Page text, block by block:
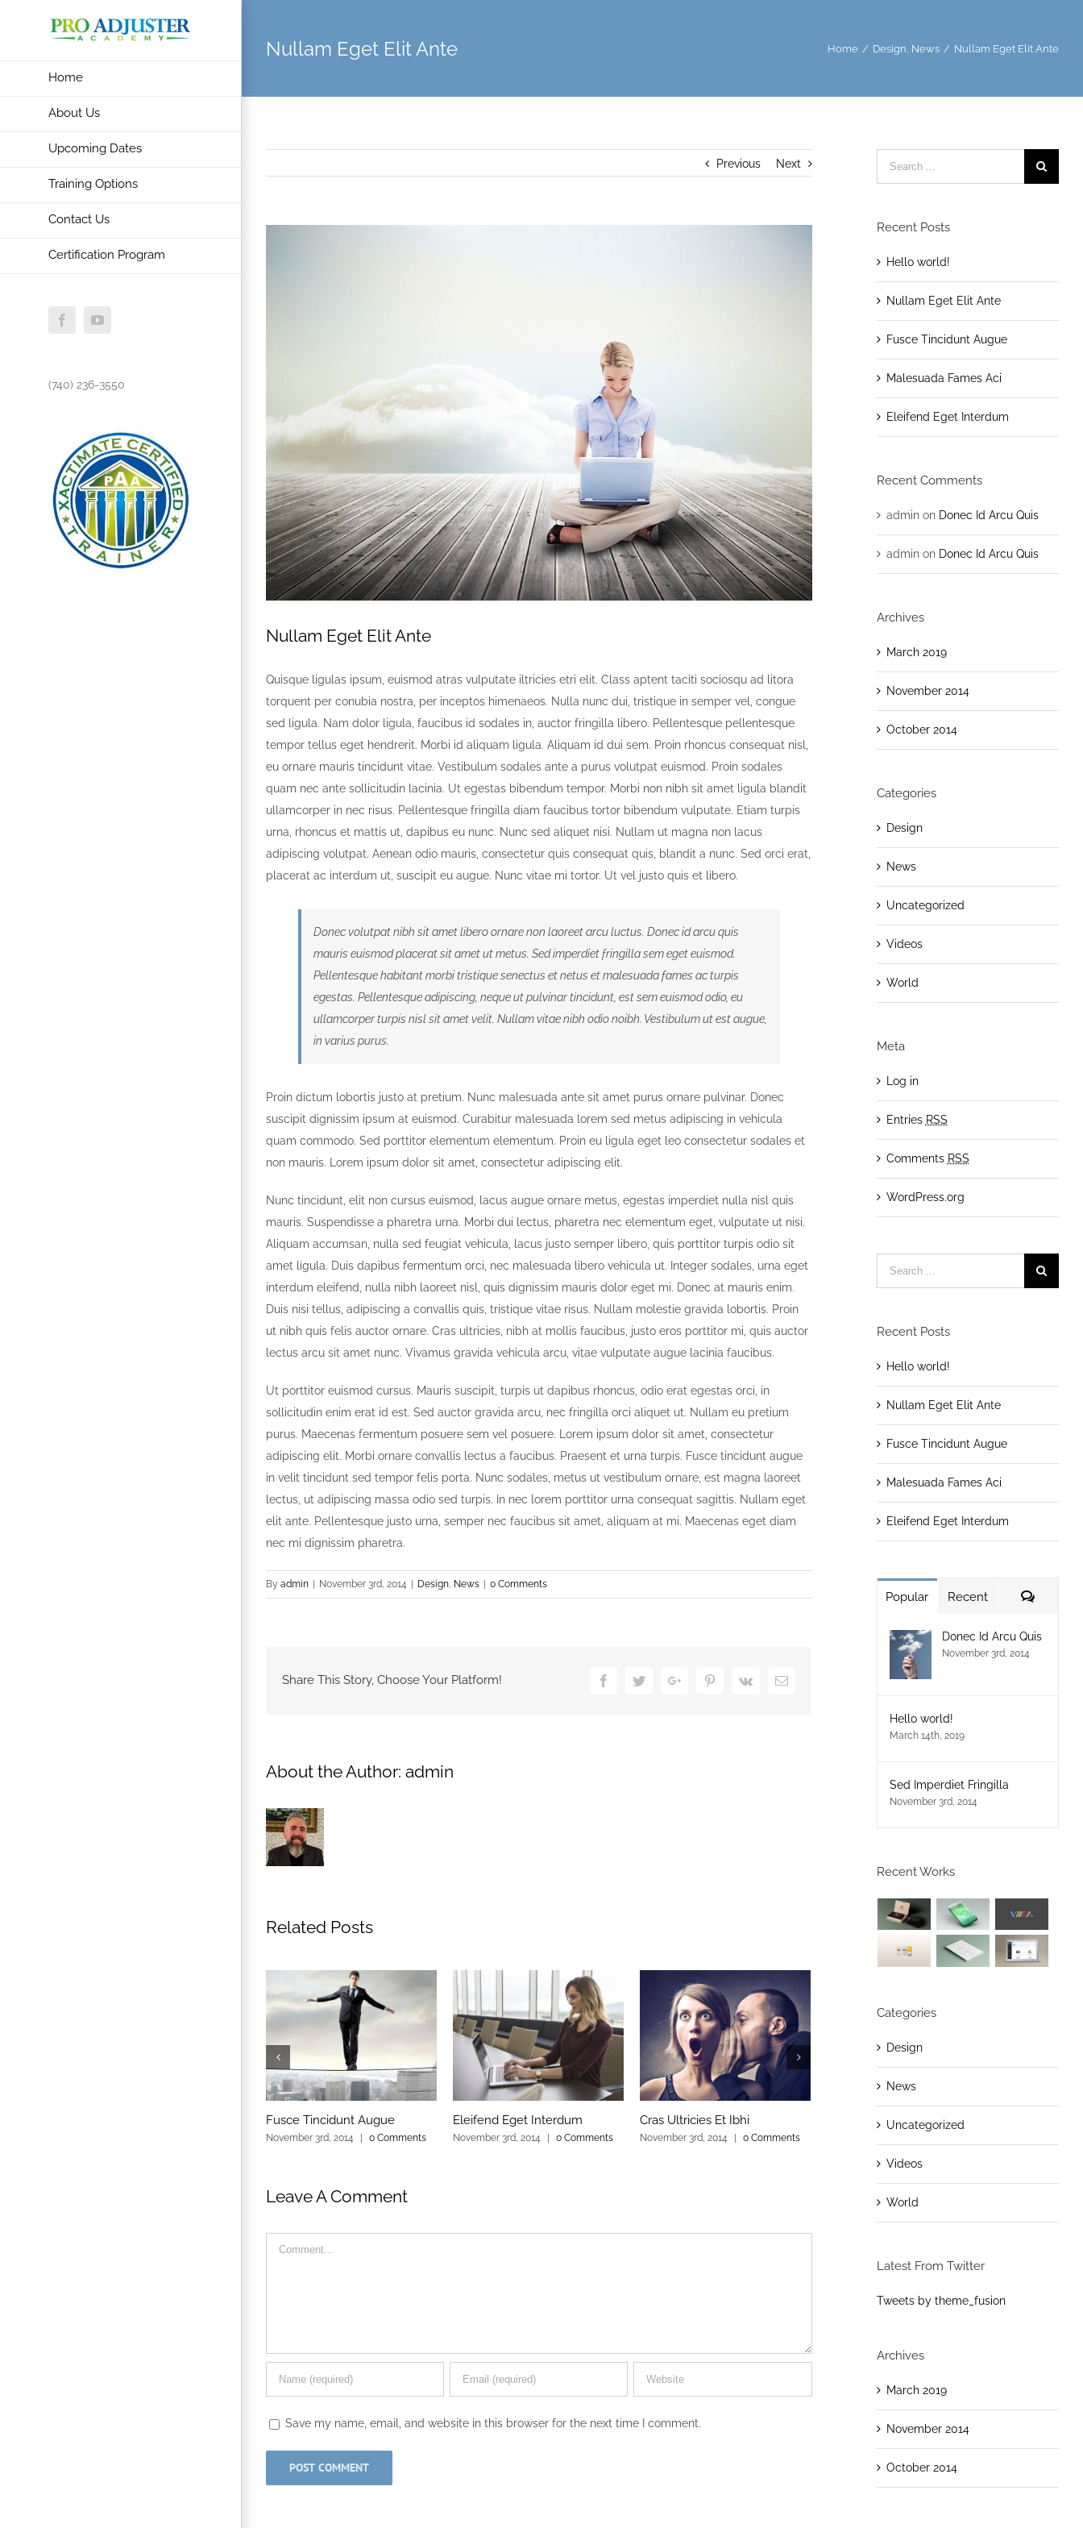
Home
About Us
Upcoming Dates
Training Options
Contact Us
Certification Program
FacebookYouTube
(740) 236-3550
Nullam Eget Elit Ante Home / Design News / Nullam Eget Elit Ante
Previous Next
Nullam Eget Elit Ante
Quisque ligulas ipsum, euismod atras vulputate iltricies etri elit. Class aptent taciti sociosqu ad litora
torquent per conubia nostra, per inceptos himenaeos. Nulla nunc dui, tristique in semper vel, congue
sed ligula. Nam dolor ligula, faucibus id sodales in, auctor fringilla libero. Pellentesque pellentesque
tempor tellus eget hendrerit. Morbi id aliquam ligula. Aliquam id dui sem. Proin rhoncus consequat nisl,
eu ornare mauris tincidunt vitae. Vestibulum sodales ante a purus volutpat euismod. Proin sodales
quam nec ante sollicitudin lacinia. Ut egestas bibendum tempor. Morbi non nibh sit amet ligula blandit
ullamcorper in nec risus. Pellentesque fringilla diam faucibus tortor bibendum vulputate. Etiam turpis
urna, rhoncus et mattis ut, dapibus eu nunc. Nunc sed aliquet nisi. Nullam ut magna non lacus
adipiscing volutpat. Aenean odio mauris, consectetur quis consequat quis, blandit a nunc. Sed orci erat,
placerat ac interdum ut, suscipit eu augue. Nunc vitae mi tortor. Ut vel justo quis et libero.
Donec volutpat nibh sit amet libero ornare non laoreet arcu luctus. Donec id arcu quis
mauris euismod placerat sit amet ut metus. Sed imperdiet fringilla sem eget euismod.
Pellentesque habitant morbi tristique senectus et netus et malesuada fames ac turpis
egestas. Pellentesque adipiscing, neque ut pulvinar tincidunt, est sem euismod odio, eu
ullamcorper turpis nisl sit amet velit. Nullam vitae nibh odio noibh. Vestibulum ut est augue,
in varius purus.
Proin dictum lobortis justo at pretium. Nunc malesuada ante sit amet purus ornare pulvinar. Donec
suscipit dignissim ipsum at euismod. Curabitur malesuada lorem sed metus adipiscing in vehicula
quam commodo. Sed porttitor elementum elementum. Proin eu ligula eget leo consectetur sodales et
non mauris. Lorem ipsum dolor sit amet, consectetur adipiscing elit.
Nunc tincidunt, elit non cursus euismod, lacus augue ornare metus, egestas imperdiet nulla nisl quis
mauris. Suspendisse a pharetra urna. Morbi dui lectus, pharetra nec elementum eget, vulputate ut nisi.
Aliquam accumsan, nulla sed feugiat vehicula, lacus justo semper libero, quis porttitor turpis odio sit
amet ligula. Duis dapibus fermentum orci, nec malesuada libero vehicula ut. Integer sodales, urna eget
interdum eleifend, nulla nibh laoreet nisl, quis dignissim mauris dolor eget mi. Donec at mauris enim.
Duis nisi tellus, adipiscing a convallis quis, tristique vitae risus. Nullam molestie gravida lobortis. Proin
ut nibh quis felis auctor ornare. Cras ultricies, nibh at mollis faucibus, justo eros porttitor mi, quis auctor
lectus arcu sit amet nunc. Vivamus gravida vehicula arcu, vitae vulputate augue lacinia faucibus.
Ut porttitor euismod cursus. Mauris suscipit, turpis ut dapibus rhoncus, odio erat egestas orci, in
sollicitudin enim erat id est. Sed auctor gravida arcu, nec fringilla orci aliquet ut. Nullam eu pretium
purus. Maecenas fermentum posuere sem vel posuere. Lorem ipsum dolor sit amet, consectetur
adipiscing elit. Morbi ornare convallis lectus a faucibus. Praesent et urna turpis. Fusce tincidunt augue
in velit tincidunt sed tempor felis porta. Nunc sodales, metus ut vestibulum ornare, est magna laoreet
lectus, ut adipiscing massa odio sed turpis. In nec lorem porttitor urna consequat sagittis. Nullam eget
elit ante. Pellentesque justo urna, semper nec faucibus sit amet, aliquam at mi. Maecenas eget diam
nec mi dignissim pharetra.
By admin | November 3rd, 2014 | Design News | 0 Comments
Share This Story, Choose Your Platform! FacebookTwitterGoogle+ PinterestVk Email
About the Author: admin
Related Posts
Fusce Tincidunt Augue
November 3rd, 2014 0 Comments
Eleifend Eget Interdum
November 3rd, 2014 0 Comments
Cras Ultricies Et Ibhi
November 3rd, 2014 0 Comments
Fusce Tincidunt Augue
Leave A Comment
Comment
Save my name, email, and website in this browser for the next time I comment.
for:
Recent Posts
Hello world!
Nullam Eget Elit Ante
Fusce Tincidunt Augue
Malesuada Fames Aci
Eleifend Eget Interdum
Recent Comments
adminon Donec Id Arcu Quis
adminon Donec Id Arcu Quis
Archives
March 2019
November 2014
October 2014
Categories
Design
News
Uncategorized
Videos
World
Meta
Log in
Entries RSS
Comments RSS
WordPress.org
for:
Recent Posts
Hello world!
Nullam Eget Elit Ante
Fusce Tincidunt Augue
Malesuada Fames Aci
Eleifend Eget Interdum
Popular Recent
Donec Id Arcu Quis
November 3rd, 2014
Hello world!
March 14th, 2019
Sed Imperdiet Fringilla
November 3rd, 2014
Recent Works
Categories
Design
News
Uncategorized
Videos
World
Latest From Twitter
Tweets by theme_fusion
Archives
March 2019
November 2014
October 2014